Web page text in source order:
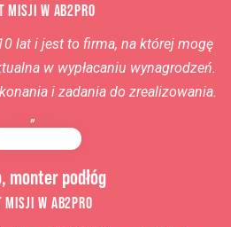
MISJI W AB2PRO
lat i jest to firma, na której mogę
w wypłacaniu wynagrodzeń.
i zadania do zrealizowania.
„
monter podłóg
MISJI W AB2PRO